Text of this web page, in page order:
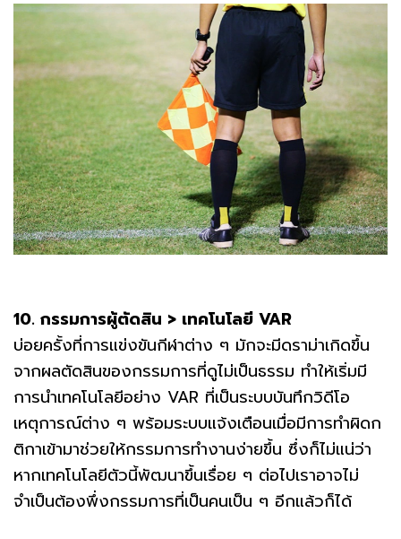
10. กรรมการผู้ตัดสิน > เทคโนโลยี VAR
บ่อยครั้งที่การแข่งขันกีฬาต่าง ๆ มักจะมีดราม่าเกิดขึ้น
จากผลตัดสินของกรรมการที่ดูไม่เป็นธรรม ทำให้เริ่มมี
การนำเทคโนโลยีอย่าง VAR ที่เป็นระบบบันทึกวิดีโอ
เหตุการณ์ต่าง ๆ พร้อมระบบแจ้งเตือนเมื่อมีการทำผิดก
ติกาเข้ามาช่วยให้กรรมการทำงานง่ายขึ้น ซึ่งก็ไม่แน่ว่า
หากเทคโนโลยีตัวนี้พัฒนาขึ้นเรื่อย ๆ ต่อไปเราอาจไม่
จำเป็นต้องพึ่งกรรมการที่เป็นคนเป็น ๆ อีกแล้วก็ได้